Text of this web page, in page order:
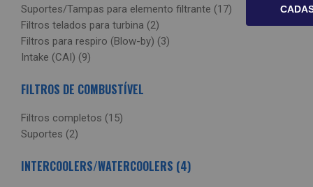
Suportes/Tampas para elemento filtrante (17)
Filtros telados para turbina (2)
Filtros para respiro (Blow-by) (3)
Intake (CAI) (9)
FILTROS DE COMBUSTÍVEL
Filtros completos (15)
Suportes (2)
INTERCOOLERS/WATERCOOLERS (4)